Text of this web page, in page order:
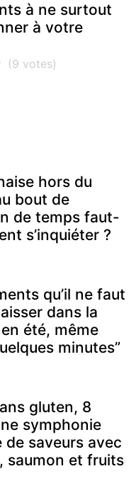
à ne surtout
à votre
hors du
bout de
de temps faut-
s’inquiéter ?
qu’il ne faut
dans la
été, même
minutes”
gluten, 8
symphonie
de saveurs avec
saumon et fruits